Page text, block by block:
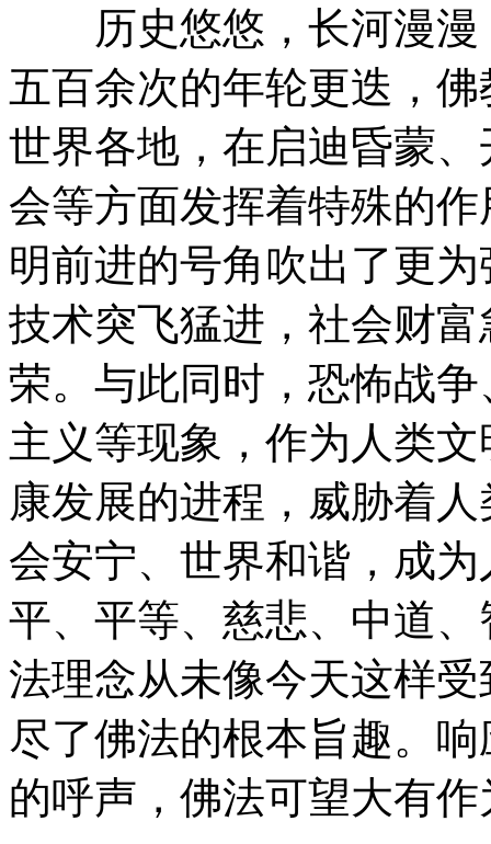
历史悠悠，长河漫漫
五百余次的年轮更迭，
世界各地，在启迪昏蒙
会等方面发挥着特殊的
明前进的号角吹出了更
技术突飞猛进，社会财
荣。与此同时，恐怖战
主义等现象，作为人类
康发展的进程，威胁着
会安宁、世界和谐，成
平、平等、慈悲、中道
法理念从未像今天这样
尽了佛法的根本旨趣。
的呼声，佛法可望大有作